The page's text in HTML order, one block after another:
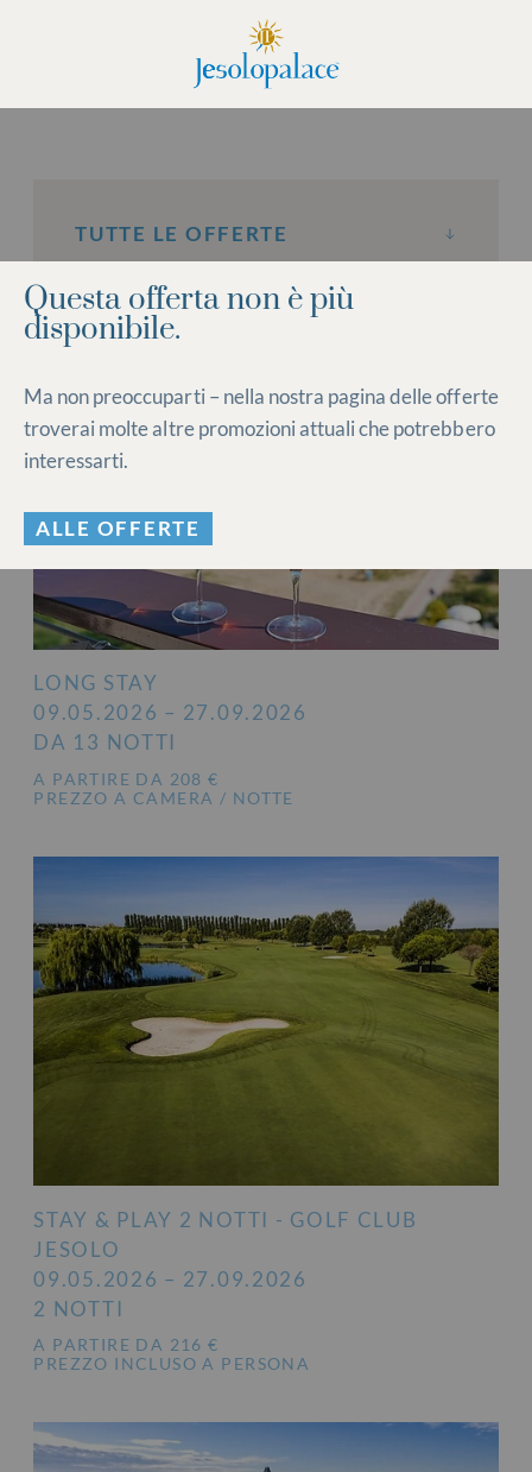
TUTTE LE OFFERTE
LONG STAY
09.05.2026 – 27.09.2026
DA 13 NOTTI
A PARTIRE DA 208 €
PREZZO A CAMERA / NOTTE
STAY & PLAY 2 NOTTI - GOLF CLUB
JESOLO
09.05.2026 – 27.09.2026
2 NOTTI
A PARTIRE DA 216 €
PREZZO INCLUSO A PERSONA
Questa offerta non è più
disponibile.
Ma non preoccuparti – nella nostra pagina delle offerte
troverai molte altre promozioni attuali che potrebbero
interessarti.
ALLE OFFERTE